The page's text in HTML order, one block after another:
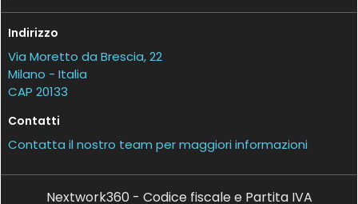
Indirizzo
Via Moretto da Brescia, 22
Milano - Italia
CAP 20133
Contatti
Contatta il nostro team per maggiori informazioni
Nextwork360 - Codice fiscale e Partita IVA